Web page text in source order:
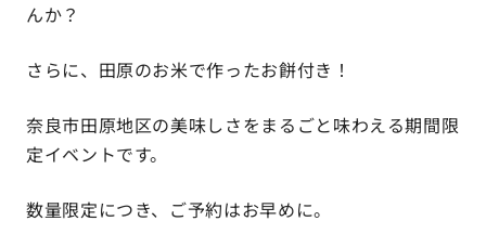
んか？
さらに、田原のお米で作ったお餅付き！
奈良市田原地区の美味しさをまるごと味わえる期間限
定イベントです。
数量限定につき、ご予約はお早めに。